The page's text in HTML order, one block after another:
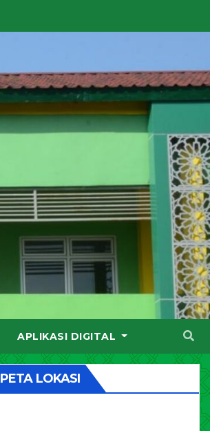
APLIKASI DIGITAL
PETA LOKASI